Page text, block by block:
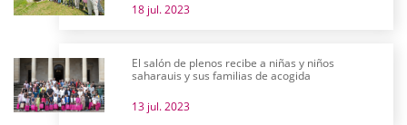
18 jul. 2023
El salón de plenos recibe a niñas y niños
saharauis y sus familias de acogida
13 jul. 2023